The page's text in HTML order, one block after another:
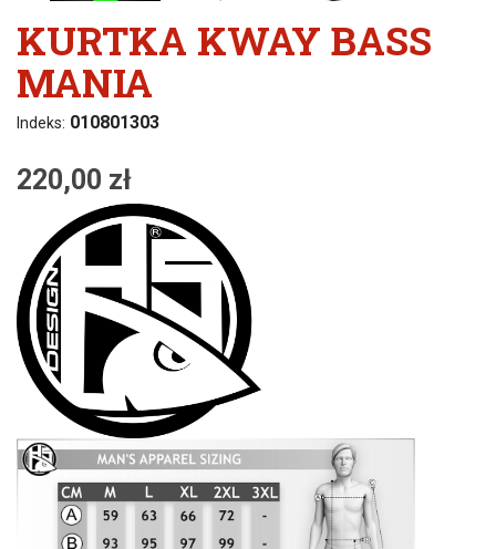
KURTKA KWAY BASS
MANIA
Indeks: 010801303
220,00 zł